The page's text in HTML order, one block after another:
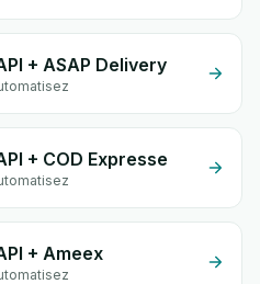
+ ASAP Delivery
+ COD Expresse
+ Ameex